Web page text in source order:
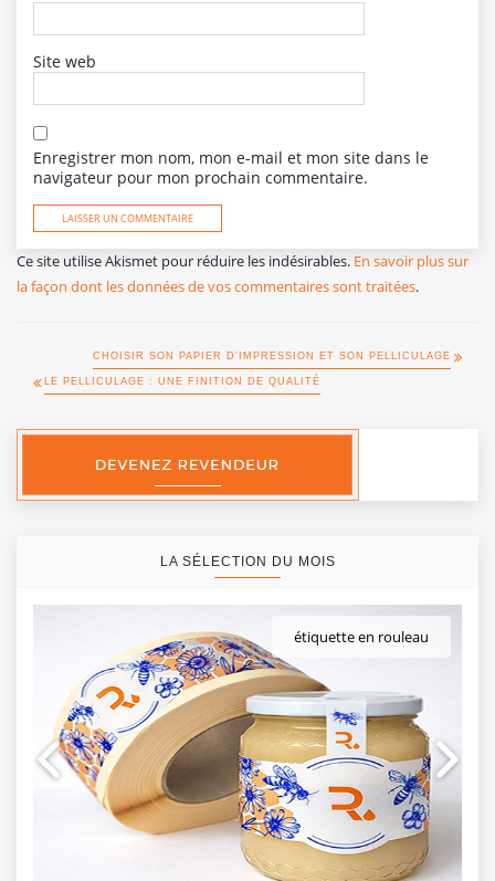
Site web
Enregistrer mon nom, mon e-mail et mon site dans le
navigateur pour mon prochain commentaire.
Ce site utilise Akismet pour réduire les indésirables. En savoir plus sur
la façon dont les données de vos commentaires sont traitées.
CHOISIR SON PAPIER D’IMPRESSION ET SON PELLICULAGE
LE PELLICULAGE : UNE FINITION DE QUALITÉ
LA SÉLECTION DU MOIS
étiquette en rouleau